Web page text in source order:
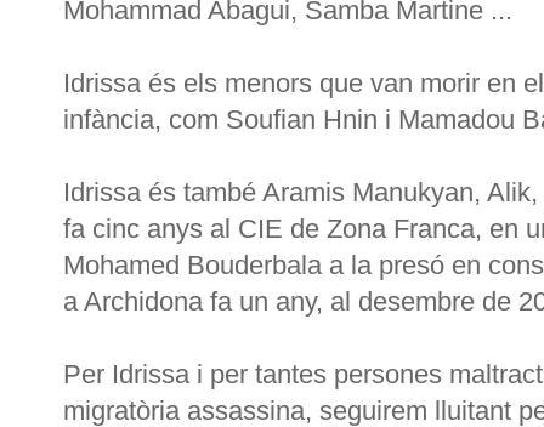
Mohammad Abagui, Samba Martine ...
Idrissa és els menors que van morir en
infància, com Soufian Hnin i Mamadou
Idrissa és també Aramis Manukyan,
fa cinc anys al CIE de Zona Franca, en
Mohamed Bouderbala a la presó en
a Archidona fa un any, al desembre de
Per Idrissa i per tantes persones
migratòria assassina, seguirem lluitant